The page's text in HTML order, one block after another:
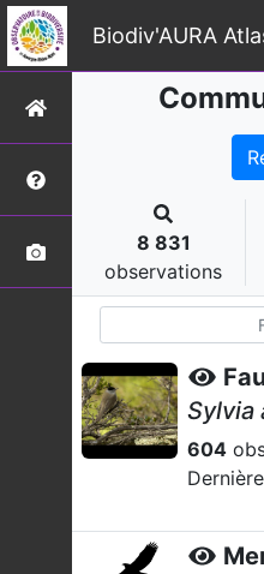
Biodiv'AURA
8 831
observations
Sylvia
604